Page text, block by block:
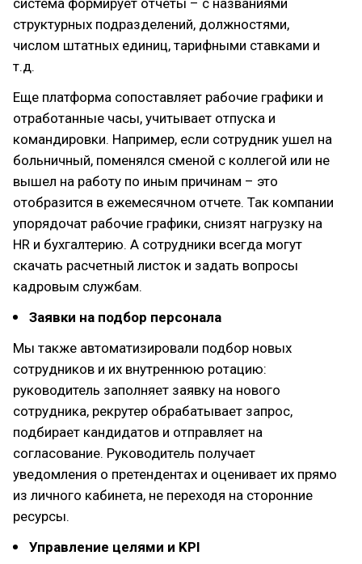
система формирует отчеты – с названиями
структурных подразделений, должностями,
числом штатных единиц, тарифными ставками и
т.д.
Еще платформа сопоставляет рабочие графики и
отработанные часы, учитывает отпуска и
командировки. Например, если сотрудник ушел на
больничный, поменялся сменой с коллегой или не
вышел на работу по иным причинам – это
отобразится в ежемесячном отчете. Так компании
упорядочат рабочие графики, снизят нагрузку на
HR и бухгалтерию. А сотрудники всегда могут
скачать расчетный листок и задать вопросы
кадровым службам.
Заявки на подбор персонала
Мы также автоматизировали подбор новых
сотрудников и их внутреннюю ротацию:
руководитель заполняет заявку на нового
сотрудника, рекрутер обрабатывает запрос,
подбирает кандидатов и отправляет на
согласование. Руководитель получает
уведомления о претендентах и оценивает их прямо
из личного кабинета, не переходя на сторонние
ресурсы.
Управление целями и KPI